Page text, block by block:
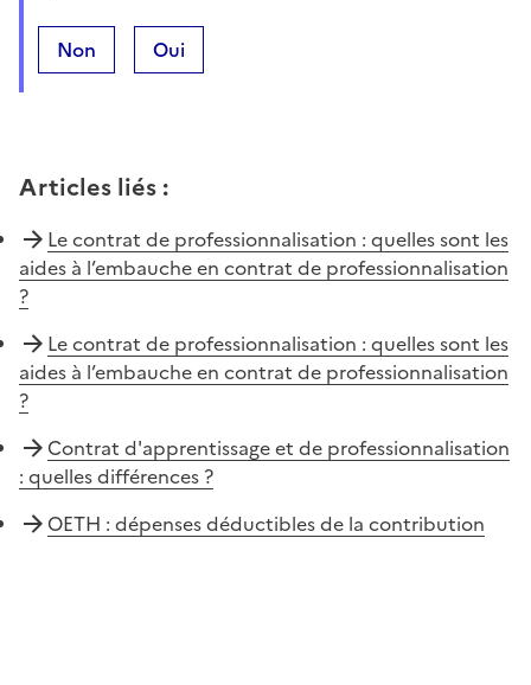
Non Oui
Articles liés :
Le contrat de professionnalisation : quelles sont les
aides à l’embauche en contrat de professionnalisation
?
Le contrat de professionnalisation : quelles sont les
aides à l’embauche en contrat de professionnalisation
?
Contrat d'apprentissage et de professionnalisation
: quelles différences ?
OETH : dépenses déductibles de la contribution